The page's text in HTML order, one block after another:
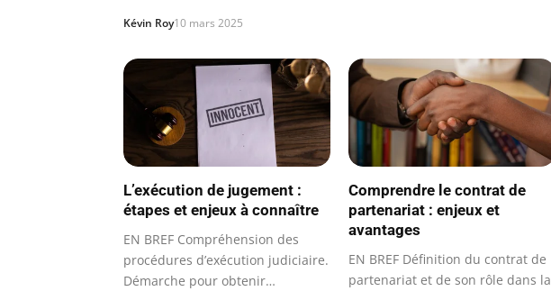
Kévin Roy10 mars 2025
L’exécution de jugement :
étapes et enjeux à connaître
EN BREF Compréhension des
procédures d’exécution judiciaire.
Démarche pour obtenir
Comprendre le contrat de
partenariat : enjeux et
avantages
EN BREF Définition du contrat de
partenariat et de son rôle dans la